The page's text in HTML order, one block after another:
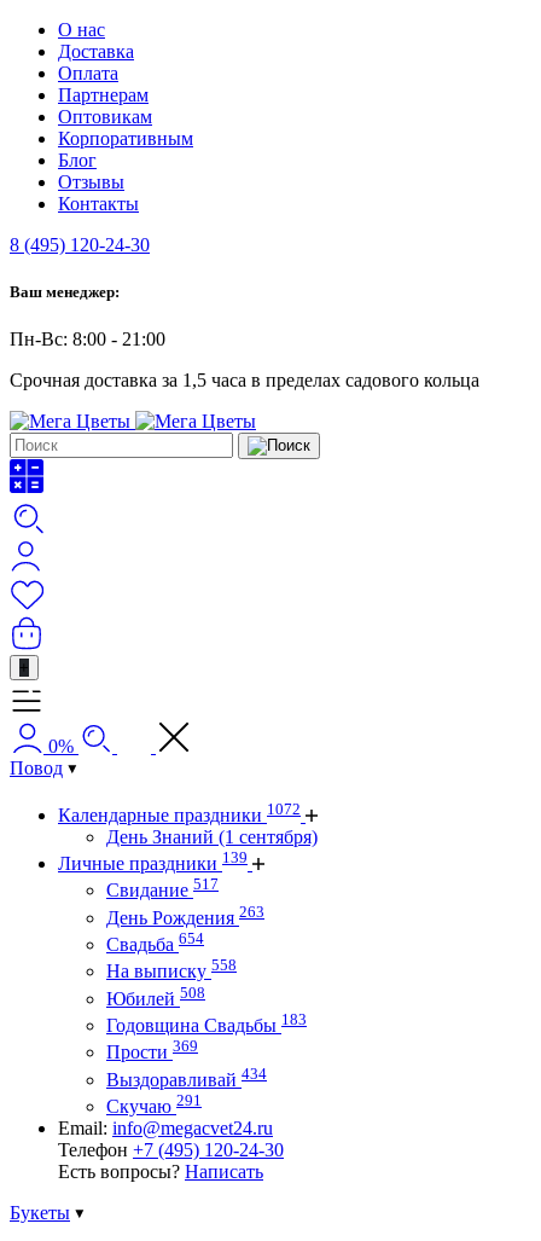
О нас
Доставка
Оплата
Партнерам
Оптовикам
Корпоративным
Блог
Отзывы
Контакты
8 (495) 120-24-30
Ваш менеджер:
Пн-Вс: 8:00 - 21:00
Срочная доставка за 1,5 часа в пределах садового кольца
+
0%
Повод
Календарные праздники 1072
День Знаний (1 сентября)
Личные праздники 139
Свидание 517
День Рождения 263
Свадьба 654
На выписку 558
Юбилей 508
Годовщина Свадьбы 183
Прости 369
Выздоравливай 434
Скучаю 291
Email: info@megacvet24.ru
Телефон +7 (495) 120-24-30
Есть вопросы? Написать
Букеты